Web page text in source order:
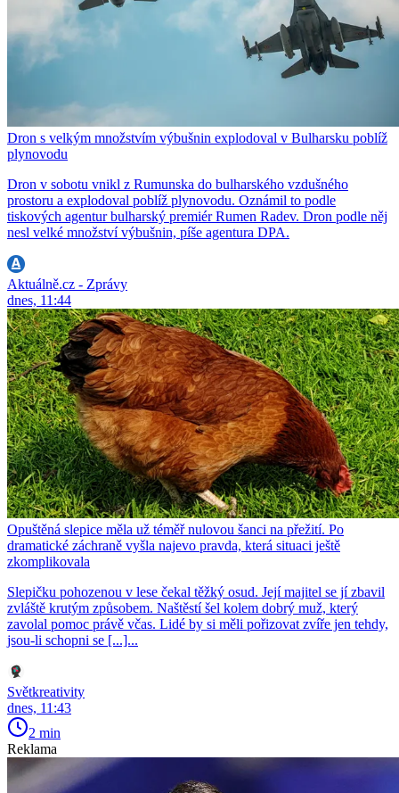
Dron s velkým množstvím výbušnin explodoval v Bulharsku poblíž
plynovodu
Dron v sobotu vnikl z Rumunska do bulharského vzdušného
prostoru a explodoval poblíž plynovodu. Oznámil to podle
tiskových agentur bulharský premiér Rumen Radev. Dron podle něj
nesl velké množství výbušnin, píše agentura DPA.
Aktuálně.cz - Zprávy
dnes, 11:44
Opuštěná slepice měla už téměř nulovou šanci na přežití. Po
dramatické záchraně vyšla najevo pravda, která situaci ještě
zkomplikovala
Slepičku pohozenou v lese čekal těžký osud. Její majitel se jí zbavil
zvláště krutým způsobem. Naštěstí šel kolem dobrý muž, který
zavolal pomoc právě včas. Lidé by si měli pořizovat zvíře jen tehdy,
jsou-li schopni se [...]...
Světkreativity
dnes, 11:43
2 min
Reklama